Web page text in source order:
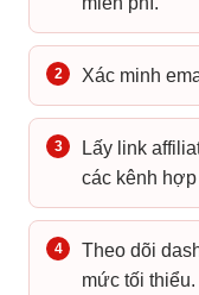
2 Xác minh
3
Lấy link
các kênh hợp
4
Theo dõi
mức tối thiểu.